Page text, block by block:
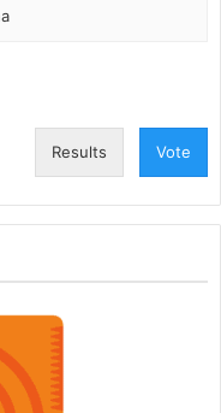
Results Vote